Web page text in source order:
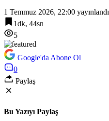
1 Temmuz 2026, 22:00 yayınlandı
1dk, 44sn
5
Google'da Abone Ol
0
Paylaş
Bu Yazıyı Paylaş